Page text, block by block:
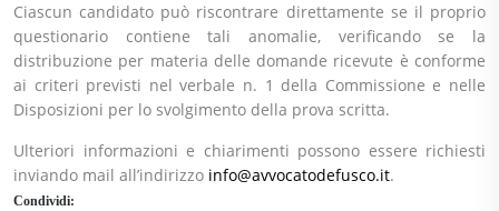
Ciascun candidato può riscontrare direttamente se il proprio
questionario contiene tali anomalie, verificando se la
distribuzione per materia delle domande ricevute è conforme
ai criteri previsti nel verbale n. 1 della Commissione e nelle
Disposizioni per lo svolgimento della prova scritta.
Ulteriori informazioni e chiarimenti possono essere richiesti
inviando mail all’indirizzo info@avvocatodefusco.it.
Condividi: